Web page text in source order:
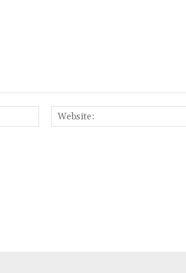
Email:*